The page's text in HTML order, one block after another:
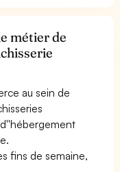
métier de
au sein de
fins de semaine,